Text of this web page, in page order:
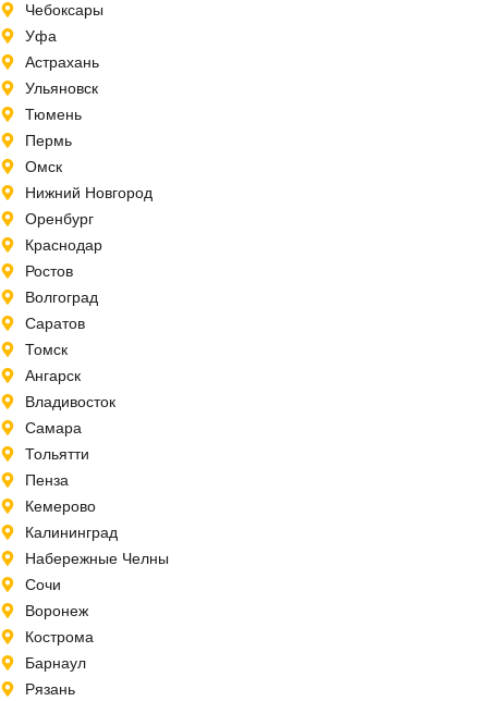
Чебоксары
Уфа
Астрахань
Ульяновск
Тюмень
Пермь
Омск
Нижний Новгород
Оренбург
Краснодар
Ростов
Волгоград
Саратов
Томск
Ангарск
Владивосток
Самара
Тольятти
Пенза
Кемерово
Калининград
Набережные Челны
Сочи
Воронеж
Кострома
Барнаул
Рязань